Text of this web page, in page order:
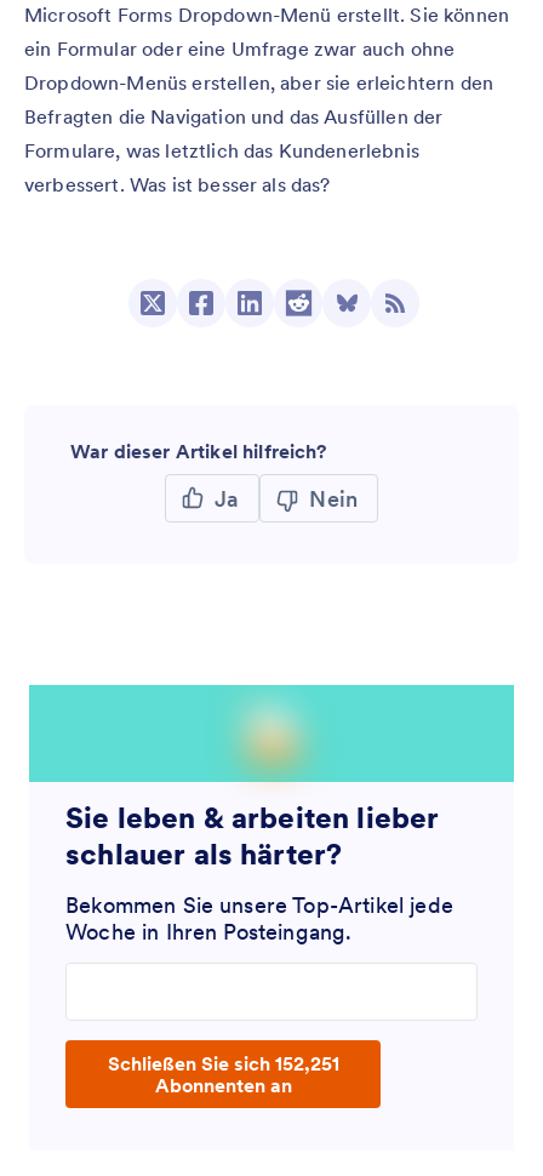
Microsoft Forms Dropdown-Menü erstellt. Sie können
ein Formular oder eine Umfrage zwar auch ohne
Dropdown-Menüs erstellen, aber sie erleichtern den
Befragten die Navigation und das Ausfüllen der
Formulare, was letztlich das Kundenerlebnis
verbessert. Was ist besser als das?
War dieser Artikel hilfreich?
Ja Nein
Sie leben & arbeiten lieber
schlauer als härter?
Bekommen Sie unsere Top-Artikel jede
Woche in Ihren Posteingang.
Schließen Sie sich 152,251
Abonnenten an